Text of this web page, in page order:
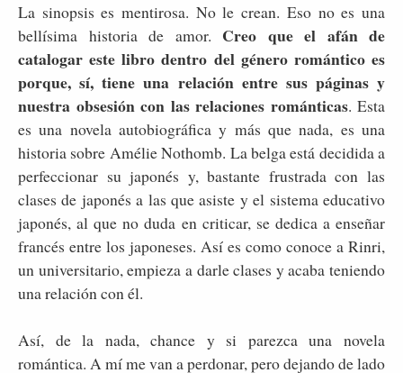
La sinopsis es mentirosa. No le crean. Eso no es una
bellísima historia de amor. Creo que el afán de
catalogar este libro dentro del género romántico es
porque, sí, tiene una relación entre sus páginas y
nuestra obsesión con las relaciones románticas. Esta
es una novela autobiográfica y más que nada, es una
historia sobre Amélie Nothomb. La belga está decidida a
perfeccionar su japonés y, bastante frustrada con las
clases de japonés a las que asiste y el sistema educativo
japonés, al que no duda en criticar, se dedica a enseñar
francés entre los japoneses. Así es como conoce a Rinri,
un universitario, empieza a darle clases y acaba teniendo
una relación con él.
Así, de la nada, chance y si parezca una novela
romántica. A mí me van a perdonar, pero dejando de lado